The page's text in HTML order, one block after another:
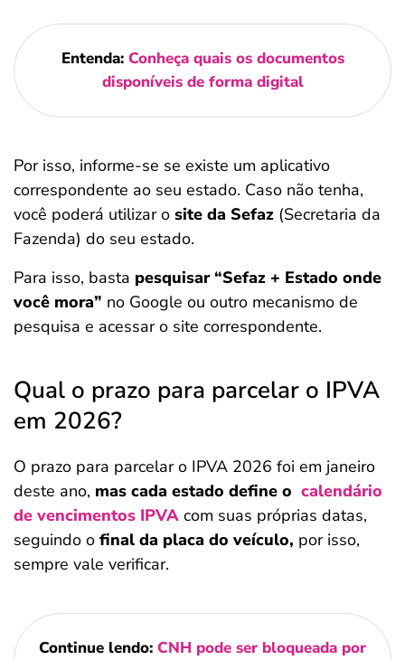
Entenda: Conheça quais os documentos
disponíveis de forma digital
Por isso, informe-se se existe um aplicativo
correspondente ao seu estado. Caso não tenha,
você poderá utilizar o site da Sefaz (Secretaria da
Fazenda) do seu estado.
Para isso, basta pesquisar “Sefaz + Estado onde
você mora” no Google ou outro mecanismo de
pesquisa e acessar o site correspondente.
Qual o prazo para parcelar o IPVA
em 2026?
O prazo para parcelar o IPVA 2026 foi em janeiro
deste ano, mas cada estado define o calendário
de vencimentos IPVA com suas próprias datas,
seguindo o final da placa do veículo, por isso,
sempre vale verificar.
Continue lendo: CNH pode ser bloqueada por